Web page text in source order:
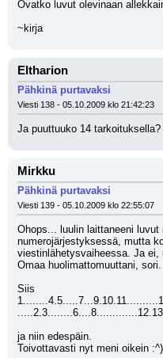
Ovatko luvut olevinaan
~kirja
Eltharion
Pähkinä purtavaksi
Viesti 138 - 05.10.2009 klo 21:42:23
Ja puuttuuko 14 tarkoituksella?
Mirkku
Pähkinä purtavaksi
Viesti 139 - 05.10.2009 klo 22:55:07
Ohops... luulin laittaneeni
numerojärjestyksessä, mutta
viestinlähetysvaiheessa. Ja
Omaa huolimattomuuttani, sori.
Siis
ja niin edespäin.
Toivottavasti nyt meni oikein :^)